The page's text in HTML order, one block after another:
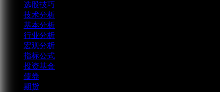
选股技巧
技术分析
基本分析
行业分析
宏观分析
指标公式
投资基金
债券
期货